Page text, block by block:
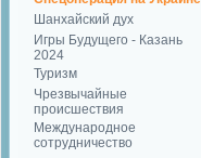
Шанхайский дух
Игры Будущего - Казань
2024
Туризм
Чрезвычайные
происшествия
Международное
сотрудничество